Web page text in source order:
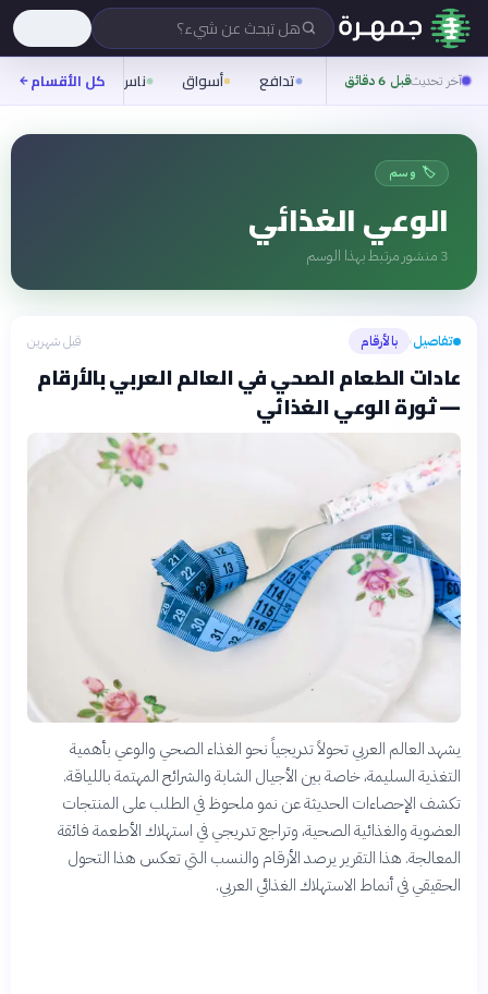
هل تبحث عن شيء؟
آخر تحديثقبل 6 دقائق تدافع أسواق ناس روح
كل الأقسام
🏷️ وسم
الوعي الغذائي
3 منشور مرتبط بهذا الوسم
تفاصيل› بالأرقام قبل شهرين
عادات الطعام الصحي في العالم العربي بالأرقام
— ثورة الوعي الغذائي
يشهد العالم العربي تحولاً تدريجياً نحو الغذاء الصحي والوعي بأهمية
التغذية السليمة، خاصة بين الأجيال الشابة والشرائح المهتمة باللياقة.
تكشف الإحصاءات الحديثة عن نمو ملحوظ في الطلب على المنتجات
العضوية والغذائية الصحية، وتراجع تدريجي في استهلاك الأطعمة فائقة
المعالجة. هذا التقرير يرصد الأرقام والنسب التي تعكس هذا التحول
الحقيقي في أنماط الاستهلاك الغذائي العربي.